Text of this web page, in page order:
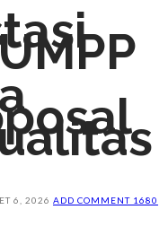
6, 2026 ADD COMMENT 1680